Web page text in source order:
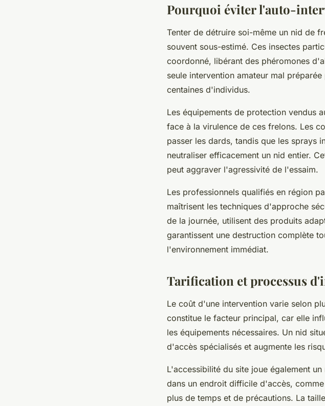
Pourquoi éviter l'auto-
Tenter de détruire soi-même un nid de
souvent sous-estimé. Ces insectes
coordonné, libérant des phéromones
seule intervention amateur mal
centaines d'individus.
Les équipements de protection vendus
face à la virulence de ces frelons. Les
passer les dards, tandis que les sprays
neutraliser efficacement un nid entier.
peut aggraver l'agressivité de l'essaim.
Les professionnels qualifiés en région
maîtrisent les techniques d'approche
de la journée, utilisent des produits
garantissent une destruction complète
l'environnement immédiat.
Tarification et processus
Le coût d'une intervention varie selon
constitue le facteur principal, car elle
les équipements nécessaires. Un nid
d'accès spécialisés et augmente les
L'accessibilité du site joue également
dans un endroit difficile d'accès,
plus de temps et de précautions. La